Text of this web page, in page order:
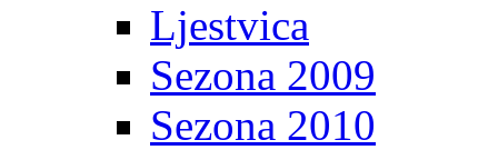
Ljestvica
Sezona 2009
Sezona 2010